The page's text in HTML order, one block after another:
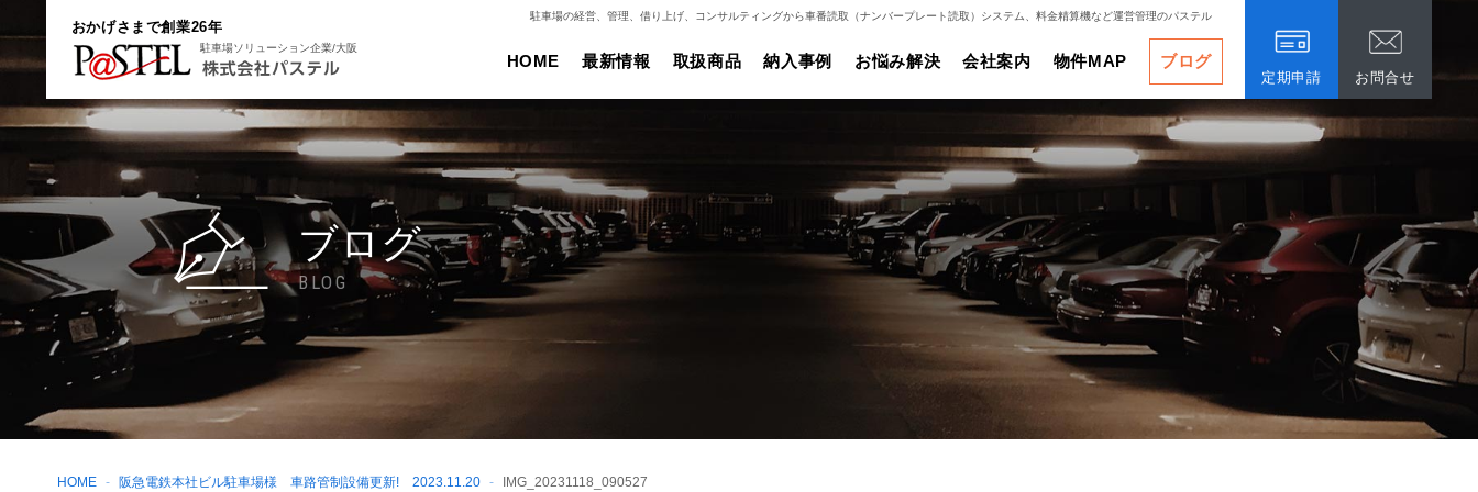
おかげさまで創業26年
駐車場ソリューション企業/大阪
駐車場の経営、管理、借り上げ、コンサルティングから車番読取（ナンバープレート読取）システム、料金精算機など運営管理のパステル
HOME 最新情報 取扱商品 納入事例 お悩み解決 会社案内 物件MAP ブログ
定期申請 お問合せ
ブログ
BLOG
HOME 阪急電鉄本社ビル駐車場様 車路管制設備更新! 2023.11.20 IMG_20231118_090527